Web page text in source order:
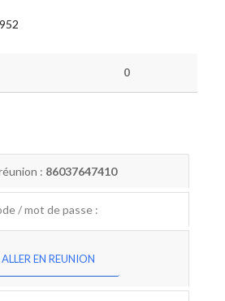
0
: 86037647410
/ mot de passe :
ALLER EN REUNION